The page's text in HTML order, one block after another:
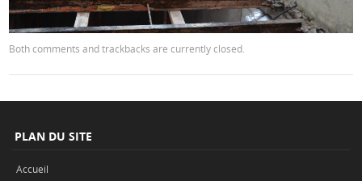
Both comments and trackbacks are currently closed.
PLAN DU SITE
Accueil